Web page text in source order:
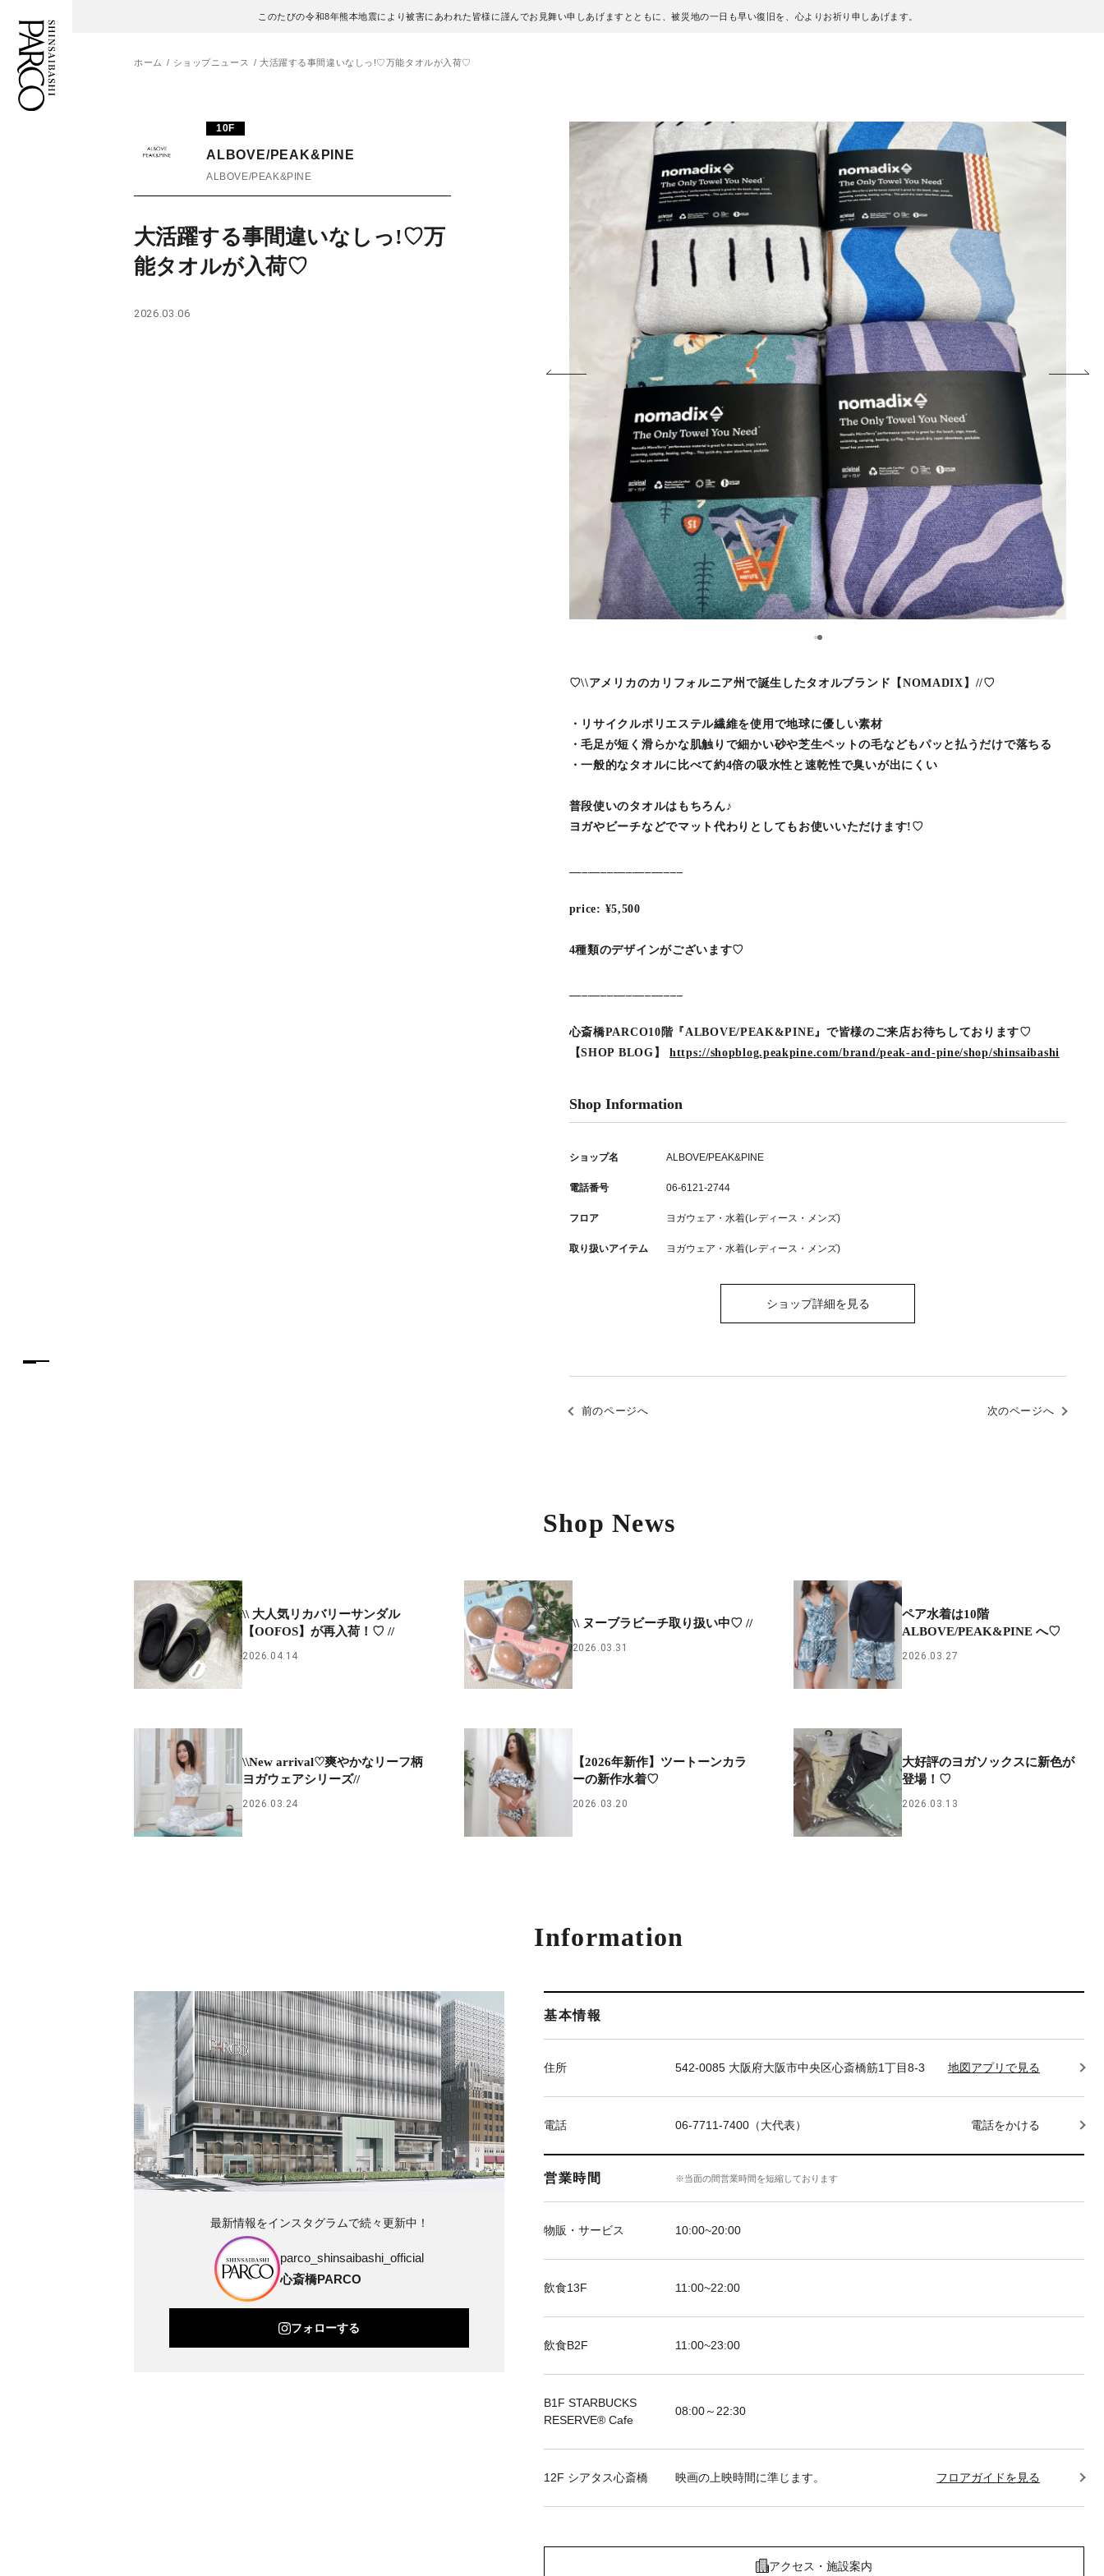
このたびの令和8年熊本地震により被害にあわれた皆様に謹んでお見舞い申しあげますとともに、被災地の一日も早い復旧を、心よりお祈り申しあげます。
施設案内・アクセス
ニュース
ホーム ショップニュース 大活躍する事間違いなしっ!♡万能タオルが入荷♡
10F
ALBOVE/PEAK&PINE
ALBOVE/PEAK&PINE
大活躍する事間違いなしっ!♡万
能タオルが入荷♡
2026.03.06
12
♡\\アメリカのカリフォルニア州で誕生したタオルブランド【NOMADIX】//♡
・リサイクルポリエステル繊維を使用で地球に優しい素材
・毛足が短く滑らかな肌触りで細かい砂や芝生ペットの毛などもパッと払うだけで落ちる
・一般的なタオルに比べて約4倍の吸水性と速乾性で臭いが出にくい
普段使いのタオルはもちろん♪
ヨガやビーチなどでマット代わりとしてもお使いいただけます!♡
price: ¥5,500
4種類のデザインがございます♡
心斎橋PARCO10階『ALBOVE/PEAK&PINE』で皆様のご来店お待ちしております♡
【SHOP BLOG】https://shopblog.peakpine.com/brand/peak-and-pine/shop/shinsaibashi
Shop Information
ショップ名 ALBOVE/PEAK&PINE
電話番号 06-6121-2744
フロア ヨガウェア・水着(レディース・メンズ)
取り扱いアイテム ヨガウェア・水着(レディース・メンズ)
ショップ詳細を見る
前のページへ 次のページへ
Shop News
\\ 大人気リカバリーサンダル
【OOFOS】が再入荷！♡ //
2026.04.14
\\ ヌーブラビーチ取り扱い中♡ //
2026.03.31
ペア水着は10階
ALBOVE/PEAK&PINE へ♡
2026.03.27
\\New arrival♡爽やかなリーフ柄
ヨガウェアシリーズ//
2026.03.24
【2026年新作】ツートーンカラ
ーの新作水着♡
2026.03.20
大好評のヨガソックスに新色が
登場！♡
2026.03.13
Information
基本情報
住所 542-0085 大阪府大阪市中央区心斎橋筋1丁目8-3 地図アプリで見る
電話 06-7711-7400（大代表） 電話をかける
営業時間 ※当面の間営業時間を短縮しております
物販・サービス 10:00~20:00
飲食13F 11:00~22:00
飲食B2F 11:00~23:00
B1F STARBUCKS
RESERVE®︎ Cafe
08:00～22:30
12F シアタス心斎橋 映画の上映時間に準じます。 フロアガイドを見る
アクセス・施設案内
最新情報をインスタグラムで続々更新中！
parco_shinsaibashi_official
心斎橋PARCO
フォローする